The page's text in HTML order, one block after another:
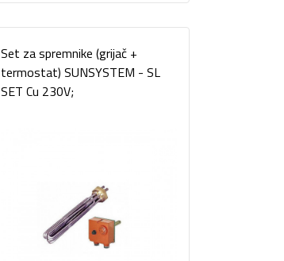
Set za spremnike (grijač +
termostat) SUNSYSTEM - SL
SET Cu 230V;